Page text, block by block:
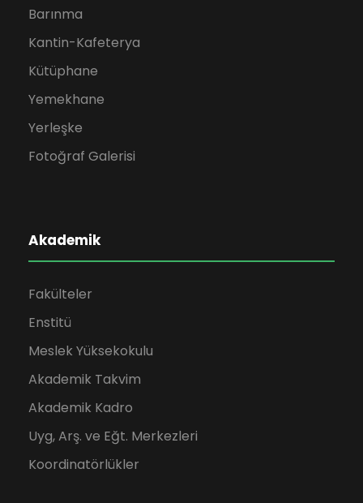
Barınma
Kantin-Kafeterya
Kütüphane
Yemekhane
Yerleşke
Fotoğraf Galerisi
Akademik
Fakülteler
Enstitü
Meslek Yüksekokulu
Akademik Takvim
Akademik Kadro
Uyg, Arş. ve Eğt. Merkezleri
Koordinatörlükler